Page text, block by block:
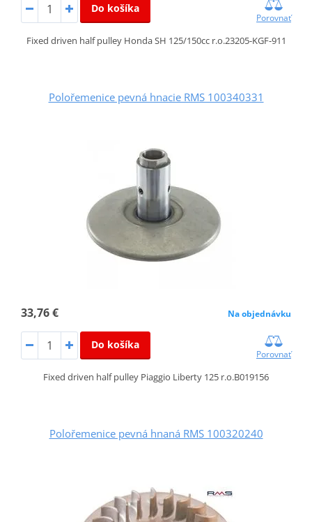
Do košíka
Porovnať
Fixed driven half pulley Honda SH 125/150cc r.o.23205-KGF-911
Polořemenice pevná hnacie RMS 100340331
33,76 € Na objednávku
Do košíka
Porovnať
Fixed driven half pulley Piaggio Liberty 125 r.o.B019156
Polořemenice pevná hnaná RMS 100320240